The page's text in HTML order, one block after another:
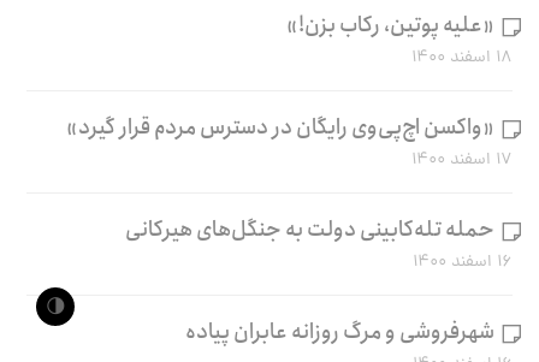
«علیه پوتین، رکاب بزن!»
۱۸ اسفند ۱۴۰۰
«واکسن اچ‌پی‌وی رایگان در دسترس مردم قرار گیرد»
۱۷ اسفند ۱۴۰۰
حمله تله‌کابینی دولت به جنگل‌های هیرکانی
۱۶ اسفند ۱۴۰۰
شهرفروشی و مرگ روزانه عابران پیاده
🌗